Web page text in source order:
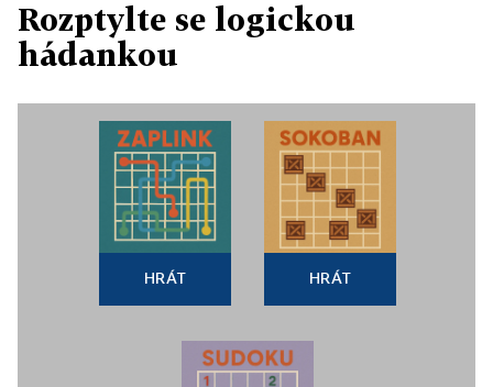
Rozptylte se logickou
hádankou
HRÁT HRÁT